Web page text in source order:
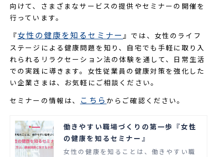
向けて、さまざまなサービスの提供やセミナーの開催を
行っています。
『女性の健康を知るセミナー』では、女性のライフ
ステージによる健康問題を知り、自宅でも手軽に取り入
れられるリラクセーション法の体験を通して、日常生活
での実践に導きます。女性従業員の健康対策を強化した
い企業さまは、お気軽にご相談ください。
セミナーの情報は、 こちら からご確認ください。
働きやすい職場づくりの第一歩『女性
の健康を知るセミナー』
女性の健康を知ることは、働きやすい職